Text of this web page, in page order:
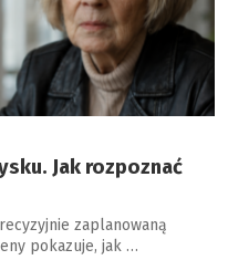
Jak rozpoznać
zaplanowaną
pokazuje, jak …